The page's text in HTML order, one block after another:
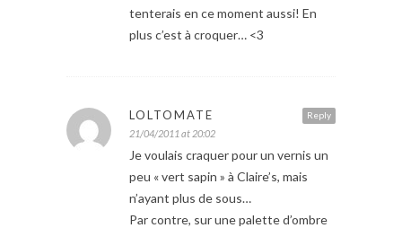
tenterais en ce moment aussi! En
plus c’est à croquer… <3
Reply
LOLTOMATE
21/04/2011 at 20:02
Je voulais craquer pour un vernis un
peu « vert sapin » à Claire’s, mais
n’ayant plus de sous…
Par contre, sur une palette d’ombre